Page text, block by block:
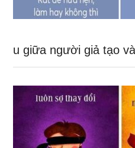
u giữa người giả tạo